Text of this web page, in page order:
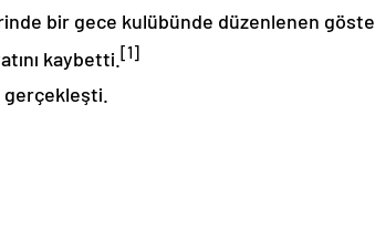
bir gece kulübünde düzenlenen
kaybetti.[1]
gerçekleşti.